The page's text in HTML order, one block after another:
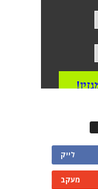
לייק
מעקב